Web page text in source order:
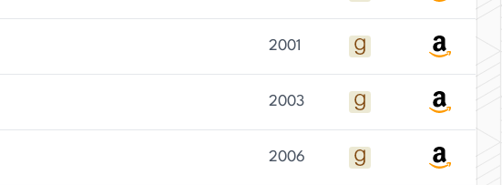
2001
2003
2006